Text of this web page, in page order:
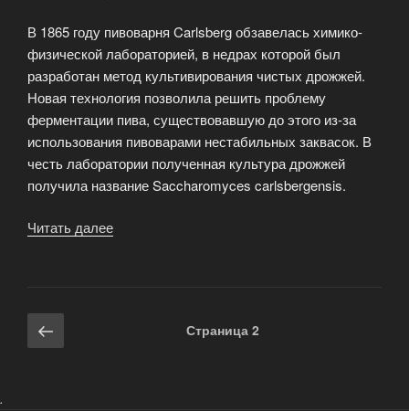
В 1865 году пивоварня Carlsberg обзавелась химико-
физической лабораторией, в недрах которой был
разработан метод культивирования чистых дрожжей.
Новая технология позволила решить проблему
ферментации пива, существовавшую до этого из-за
использования пивоварами нестабильных заквасок. В
честь лаборатории полученная культура дрожжей
получила название Saccharomyces carlsbergensis.
Читать далее
Навигация
по
Предыдущая
страница
Страница 2
.